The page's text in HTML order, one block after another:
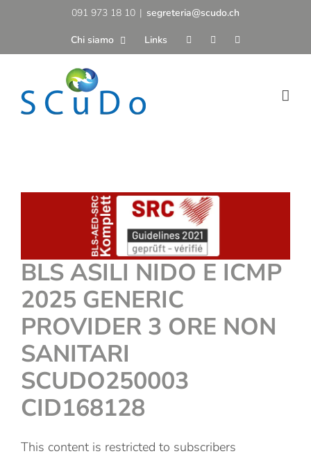
091 973 18 10 | segreteria@scudo.ch
Chi siamo Links
BLS ASILI NIDO E ICMP
2025 GENERIC
PROVIDER 3 ORE NON
SANITARI
SCUDO250003
CID168128
This content is restricted to subscribers